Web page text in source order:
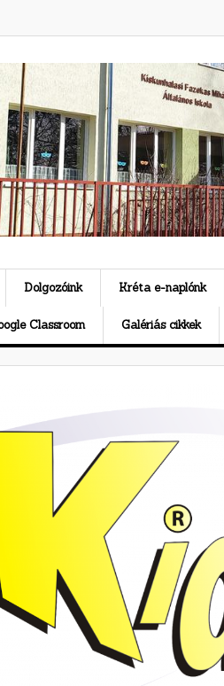
Dolgozóink Kréta e-naplónk
Classroom Galériás cikkek